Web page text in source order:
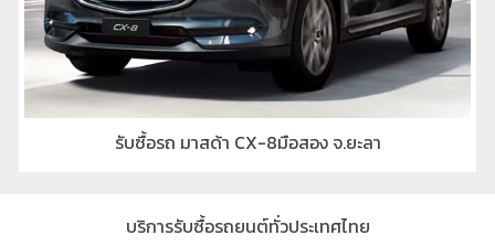
รับซื้อรถ มาสด้า CX-8มือสอง จ.ยะลา
บริการรับซื้อรถยนต์ทั่วประเทศไทย